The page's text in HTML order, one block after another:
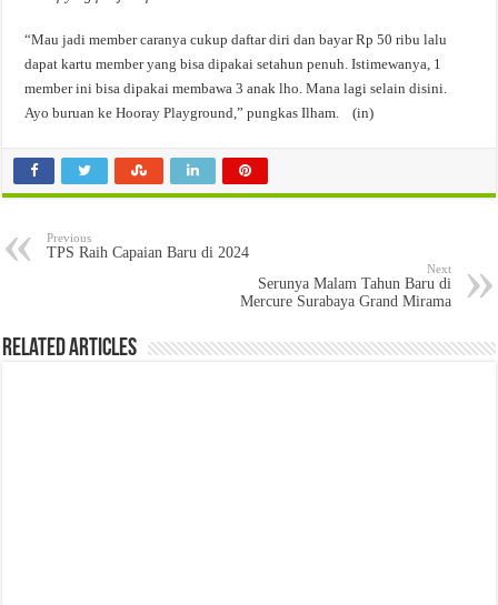
“Mau jadi member caranya cukup daftar diri dan bayar Rp 50 ribu lalu
dapat kartu member yang bisa dipakai setahun penuh. Istimewanya, 1
member ini bisa dipakai membawa 3 anak lho. Mana lagi selain disini.
Ayo buruan ke Hooray Playground,” pungkas Ilham. (in)
Previous
TPS Raih Capaian Baru di 2024
Next
Serunya Malam Tahun Baru di
Mercure Surabaya Grand Mirama
Related Articles